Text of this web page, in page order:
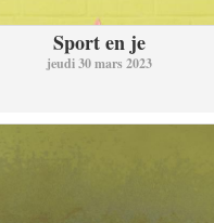
Sport en je
jeudi 30 mars 2023